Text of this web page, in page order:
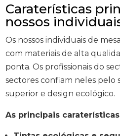
Caraterísticas
nossos
Os nossos individuais de
com materiais de alta
ponta. Os profissionais do
sectores confiam neles pelo
superior e design ecológico.
As principais